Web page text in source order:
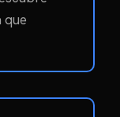
que